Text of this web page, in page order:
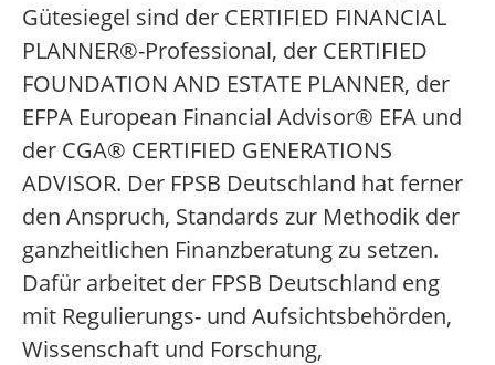
Gütesiegel sind der CERTIFIED FINANCIAL
PLANNER®-Professional, der CERTIFIED
FOUNDATION AND ESTATE PLANNER, der
EFPA European Financial Advisor® EFA und
der CGA® CERTIFIED GENERATIONS
ADVISOR. Der FPSB Deutschland hat ferner
den Anspruch, Standards zur Methodik der
ganzheitlichen Finanzberatung zu setzen.
Dafür arbeitet der FPSB Deutschland eng
mit Regulierungs- und Aufsichtsbehörden,
Wissenschaft und Forschung,